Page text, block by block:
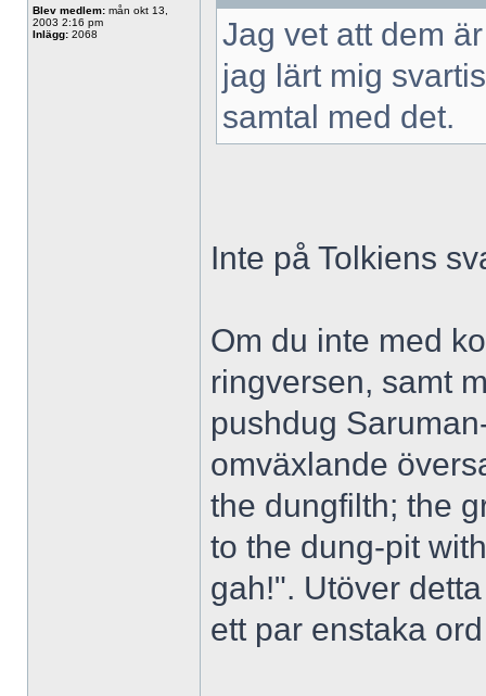
Blev medlem: mån okt 13,
2003 2:16 pm
Inlägg: 2068
Jag vet att dem
jag lärt mig
samtal med det.
Inte på Tolkiens
Om du inte med
ringversen, samt
pushdug
omväxlande
the dungfilth; the
to the dung-pit
gah!". Utöver
ett par enstaka